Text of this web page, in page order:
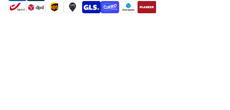
shipment methods